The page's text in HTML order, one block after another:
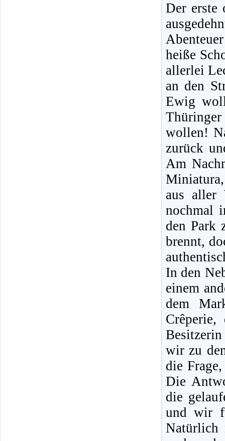
Der erste
heiße
allerlei
an den
Ewig
wollen!
zurück
Am
aus aller
nochmal
den Park
brennt,
In den
einem
dem
wir zu
die
Die
die
und wir
Natürlich